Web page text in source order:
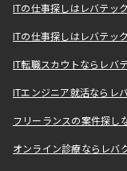
ITの仕事探しはレバテック
ITの仕事探しはレバテッ
IT転職スカウトならレバ
ITエンジニア就活ならレ
フリーランスの案件探し
オンライン診療ならレバ